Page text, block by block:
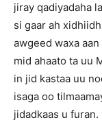
jiray qadiyadaha
si gaar ah
awgeed waxa
mid ahaato ta uu
in jid kastaa uu
isaga oo
jidadkaas u furan.